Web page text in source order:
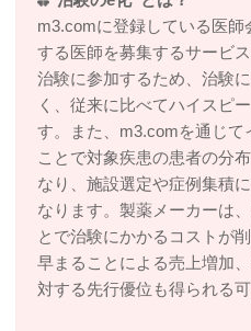
m3.comに登録している医
する医師を募集するサービ
治験に参加するため、治験
く、従来に比べてハイスピ
す。また、m3.comを通じて
ことで対象疾患の患者の分
なり、施設選定や症例集積
なります。製薬メーカーは
とで治験にかかるコストが
早まることによる売上増加
対する先行優位も得られる可